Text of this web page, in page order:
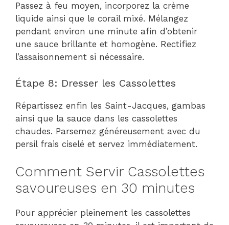
Passez à feu moyen, incorporez la crème
liquide ainsi que le corail mixé. Mélangez
pendant environ une minute afin d’obtenir
une sauce brillante et homogène. Rectifiez
l’assaisonnement si nécessaire.
Étape 8: Dresser les Cassolettes
Répartissez enfin les Saint-Jacques, gambas
ainsi que la sauce dans les cassolettes
chaudes. Parsemez généreusement avec du
persil frais ciselé et servez immédiatement.
Comment Servir Cassolettes
savoureuses en 30 minutes
Pour apprécier pleinement les cassolettes